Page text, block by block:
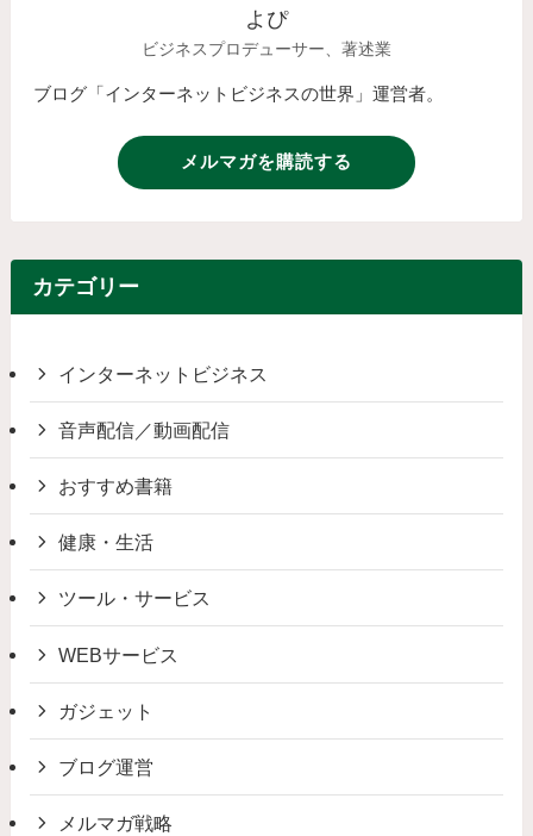
よぴ
ビジネスプロデューサー、著述業
ブログ「インターネットビジネスの世界」運営者。
メルマガを購読する
カテゴリー
インターネットビジネス
音声配信／動画配信
おすすめ書籍
健康・生活
ツール・サービス
WEBサービス
ガジェット
ブログ運営
メルマガ戦略